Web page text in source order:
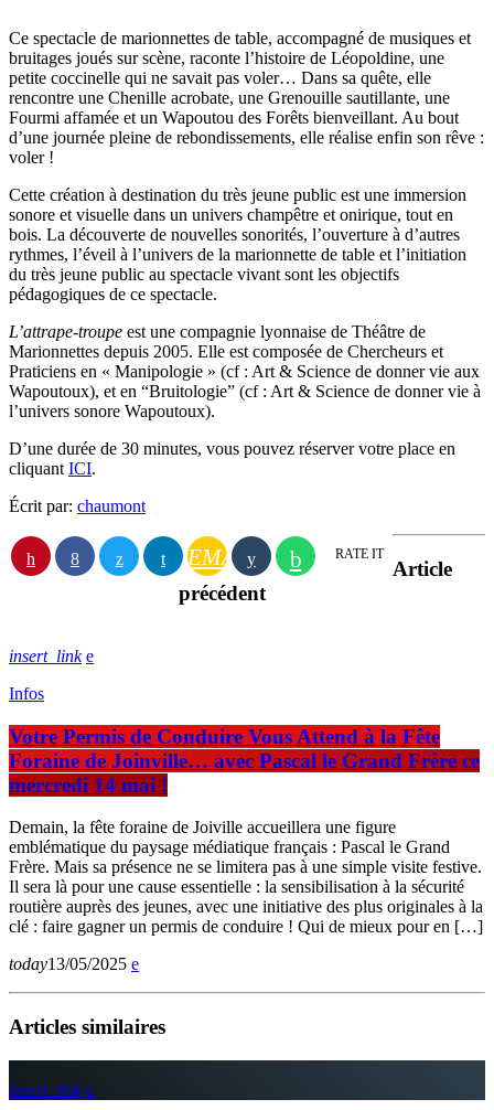
Ce spectacle de marionnettes de table, accompagné de musiques et
bruitages joués sur scène, raconte l’histoire de Léopoldine, une
petite coccinelle qui ne savait pas voler… Dans sa quête, elle
rencontre une Chenille acrobate, une Grenouille sautillante, une
Fourmi affamée et un Wapoutou des Forêts bienveillant. Au bout
d’une journée pleine de rebondissements, elle réalise enfin son rêve :
voler !
Cette création à destination du très jeune public est une immersion
sonore et visuelle dans un univers champêtre et onirique, tout en
bois. La découverte de nouvelles sonorités, l’ouverture à d’autres
rythmes, l’éveil à l’univers de la marionnette de table et l’initiation
du très jeune public au spectacle vivant sont les objectifs
pédagogiques de ce spectacle.
L’attrape-troupe est une compagnie lyonnaise de Théâtre de
Marionnettes depuis 2005. Elle est composée de Chercheurs et
Praticiens en « Manipologie » (cf : Art & Science de donner vie aux
Wapoutoux), et en “Bruitologie” (cf : Art & Science de donner vie à
l’univers sonore Wapoutoux).
D’une durée de 30 minutes, vous pouvez réserver votre place en
cliquant ICI.
Écrit par: chaumont
EMAIL RATE IT
Article
précédent
insert_link
Infos
Votre Permis de Conduire Vous Attend à la Fête
Foraine de Joinville… avec Pascal le Grand Frère ce
mercredi 14 mai !
Demain, la fête foraine de Joiville accueillera une figure
emblématique du paysage médiatique français : Pascal le Grand
Frère. Mais sa présence ne se limitera pas à une simple visite festive.
Il sera là pour une cause essentielle : la sensibilisation à la sécurité
routière auprès des jeunes, avec une initiative des plus originales à la
clé : faire gagner un permis de conduire ! Qui de mieux pour en […]
today13/05/2025
Articles similaires
insert_link